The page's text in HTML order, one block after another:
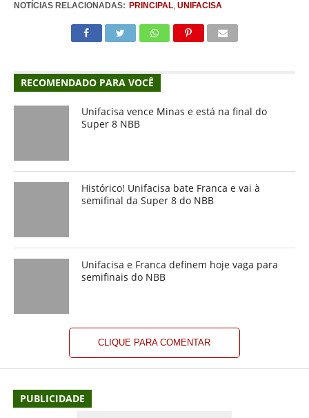
NOTÍCIAS RELACIONADAS: PRINCIPAL, UNIFACISA
RECOMENDADO PARA VOCÊ
Unifacisa vence Minas e está na final do
Super 8 NBB
Histórico! Unifacisa bate Franca e vai à
semifinal da Super 8 do NBB
Unifacisa e Franca definem hoje vaga para
semifinais do NBB
CLIQUE PARA COMENTAR
PUBLICIDADE